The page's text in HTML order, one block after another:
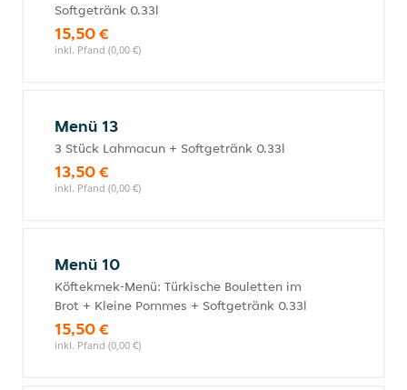
Softgetränk 0.33l
15,50 €
inkl. Pfand (0,00 €)
Menü 13
3 Stück Lahmacun + Softgetränk 0.33l
13,50 €
inkl. Pfand (0,00 €)
Menü 10
Köftekmek-Menü: Türkische Bouletten im
Brot + Kleine Pommes + Softgetränk 0.33l
15,50 €
inkl. Pfand (0,00 €)